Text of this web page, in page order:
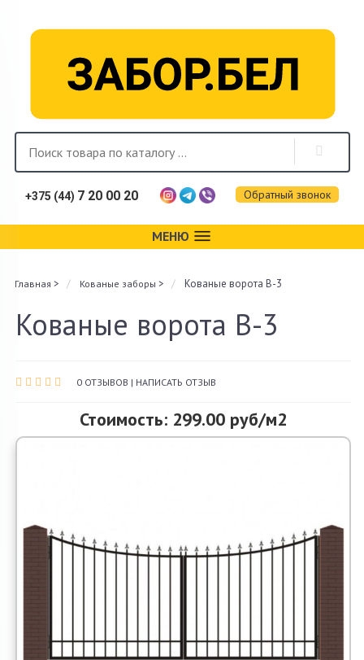
+375 (44) 7 20 00 20 Обратный звонок
МЕНЮ
Монтаж
О компании
Акции и скидки
Главная > Кованые заборы > Кованые ворота В-3
Кованые ворота В-3
0 ОТЗЫВОВ | НАПИСАТЬ ОТЗЫВ
Стоимость: 299.00 руб/м2